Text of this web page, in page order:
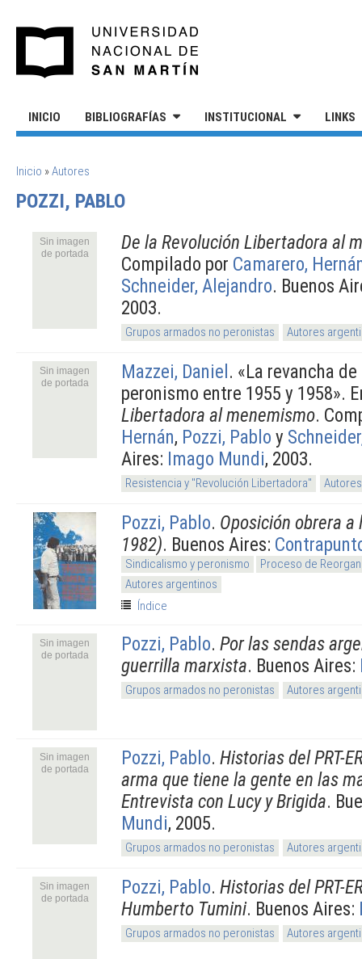
INICIO BIBLIOGRAFÍAS INSTITUCIONAL LINKS
SE ENCUENTRA USTED AQUÍ
Inicio »Autores
POZZI, PABLO
Sin imagen
de portada
De la Revolución Libertadora al
Compilado por Camarero,
Schneider, Alejandro. Buenos
2003.
Grupos armados no peronistas Autores
Sin imagen
de portada
Mazzei, Daniel. «La revancha
peronismo entre 1955 y 1958».
Libertadora al menemismo.
Hernán, Pozzi, Pablo y
Aires: Imago Mundi, 2003.
Resistencia y "Revolución Libertadora"
Pozzi, Pablo. Oposición obrera
1982). Buenos Aires:
Sindicalismo y peronismo
Proceso de
Autores argentinos
Índice
Sin imagen
de portada
Pozzi, Pablo. Por las sendas
guerrilla marxista. Buenos Aires:
Grupos armados no peronistas Autores
Sin imagen
de portada
Pozzi, Pablo. Historias del PRT-
arma que tiene la gente en las
Entrevista con Lucy y Brigida.
Mundi, 2005.
Grupos armados no peronistas Autores
Sin imagen
de portada
Pozzi, Pablo. Historias del PRT-
Humberto Tumini. Buenos Aires:
Grupos armados no peronistas Autores